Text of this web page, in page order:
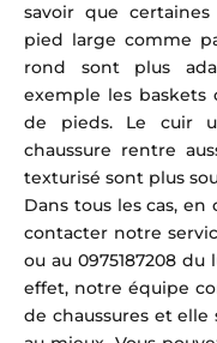
savoir que
pied large comme
rond sont plus
exemple les baskets
de pieds. Le cuir
chaussure rentre
texturisé sont plus
Dans tous les cas,
contacter notre
ou au 0975187208
effet, notre équipe
de chaussures et elle